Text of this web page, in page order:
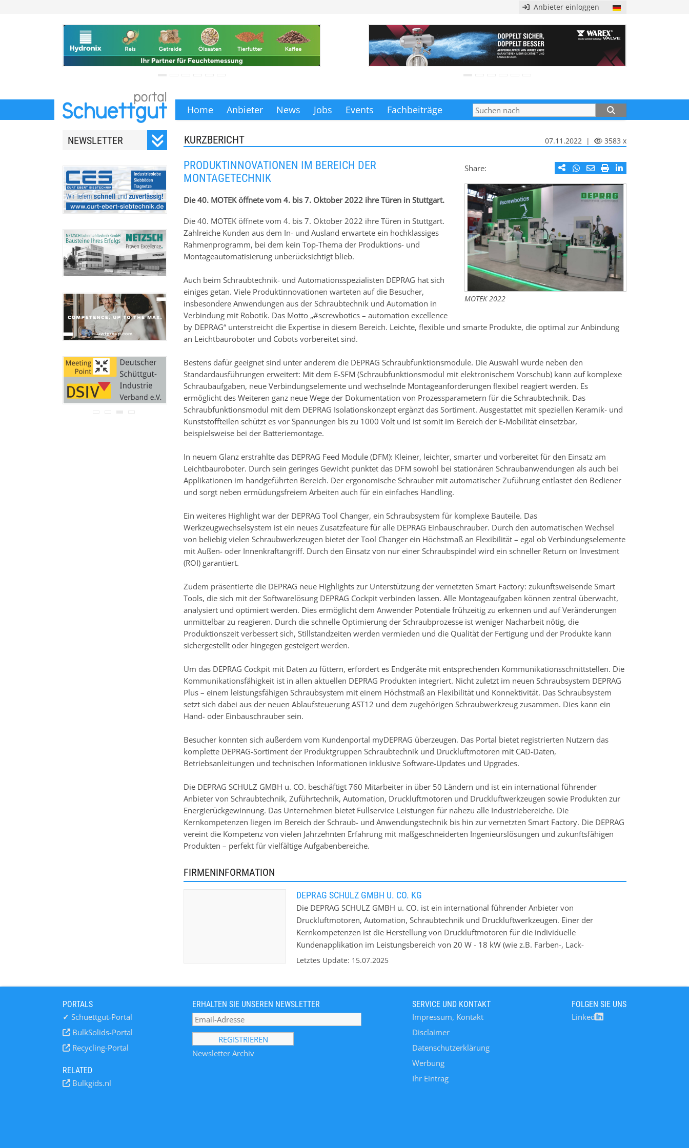
Anbieter einloggen
Home Anbieter News Jobs Events Fachbeiträge
NEWSLETTER
unseren monatlichen
Newsletter.
Ihre Adresse wird nicht an
Dritte weitergegeben.
Zu unserenDatenschutz-
Bestimmungen.
KURZBERICHT 07.11.2022 | 3583 x
Share:
MOTEK 2022
PRODUKTINNOVATIONEN IM BEREICH DER
MONTAGETECHNIK
Die 40. MOTEK öffnete vom 4. bis 7. Oktober 2022 ihre Türen in Stuttgart.
Die 40. MOTEK öffnete vom 4. bis 7. Oktober 2022 ihre Türen in Stuttgart.
Zahlreiche Kunden aus dem In- und Ausland erwartete ein hochklassiges
Rahmenprogramm, bei dem kein Top-Thema der Produktions- und
Montageautomatisierung unberücksichtigt blieb.
Auch beim Schraubtechnik- und Automationsspezialisten DEPRAG hat sich
einiges getan. Viele Produktinnovationen warteten auf die Besucher,
insbesondere Anwendungen aus der Schraubtechnik und Automation in
Verbindung mit Robotik. Das Motto „#screwbotics – automation excellence
by DEPRAG“ unterstreicht die Expertise in diesem Bereich. Leichte, flexible und smarte Produkte, die optimal zur Anbindung
an Leichtbauroboter und Cobots vorbereitet sind.
Bestens dafür geeignet sind unter anderem die DEPRAG Schraubfunktionsmodule. Die Auswahl wurde neben den
Standardausführungen erweitert: Mit dem E-SFM (Schraubfunktionsmodul mit elektronischem Vorschub) kann auf komplexe
Schraubaufgaben, neue Verbindungselemente und wechselnde Montageanforderungen ﬂexibel reagiert werden. Es
ermöglicht des Weiteren ganz neue Wege der Dokumentation von Prozessparametern für die Schraubtechnik. Das
Schraubfunktionsmodul mit dem DEPRAG Isolationskonzept ergänzt das Sortiment. Ausgestattet mit speziellen Keramik- und
Kunststoffteilen schützt es vor Spannungen bis zu 1000 Volt und ist somit im Bereich der E-Mobilität einsetzbar,
beispielsweise bei der Batteriemontage.
In neuem Glanz erstrahlte das DEPRAG Feed Module (DFM): Kleiner, leichter, smarter und vorbereitet für den Einsatz am
Leichtbauroboter. Durch sein geringes Gewicht punktet das DFM sowohl bei stationären Schraubanwendungen als auch bei
Applikationen im handgeführten Bereich. Der ergonomische Schrauber mit automatischer Zuführung entlastet den Bediener
und sorgt neben ermüdungsfreiem Arbeiten auch für ein einfaches Handling.
Ein weiteres Highlight war der DEPRAG Tool Changer, ein Schraubsystem für komplexe Bauteile. Das
Werkzeugwechselsystem ist ein neues Zusatzfeature für alle DEPRAG Einbauschrauber. Durch den automatischen Wechsel
von beliebig vielen Schraubwerkzeugen bietet der Tool Changer ein Höchstmaß an Flexibilität – egal ob Verbindungselemente
mit Außen- oder Innenkraftangriff. Durch den Einsatz von nur einer Schraubspindel wird ein schneller Return on Investment
(ROI) garantiert.
Zudem präsentierte die DEPRAG neue Highlights zur Unterstützung der vernetzten Smart Factory: zukunftsweisende Smart
Tools, die sich mit der Softwarelösung DEPRAG Cockpit verbinden lassen. Alle Montageaufgaben können zentral überwacht,
analysiert und optimiert werden. Dies ermöglicht dem Anwender Potentiale frühzeitig zu erkennen und auf Veränderungen
unmittelbar zu reagieren. Durch die schnelle Optimierung der Schraubprozesse ist weniger Nacharbeit nötig, die
Produktionszeit verbessert sich, Stillstandzeiten werden vermieden und die Qualität der Fertigung und der Produkte kann
sichergestellt oder hingegen gesteigert werden.
Um das DEPRAG Cockpit mit Daten zu füttern, erfordert es Endgeräte mit entsprechenden Kommunikationsschnittstellen. Die
Kommunikationsfähigkeit ist in allen aktuellen DEPRAG Produkten integriert. Nicht zuletzt im neuen Schraubsystem DEPRAG
Plus – einem leistungsfähigen Schraubsystem mit einem Höchstmaß an Flexibilität und Konnektivität. Das Schraubsystem
setzt sich dabei aus der neuen Ablaufsteuerung AST12 und dem zugehörigen Schraubwerkzeug zusammen. Dies kann ein
Hand- oder Einbauschrauber sein.
Besucher konnten sich außerdem vom Kundenportal myDEPRAG überzeugen. Das Portal bietet registrierten Nutzern das
komplette DEPRAG-Sortiment der Produktgruppen Schraubtechnik und Druckluftmotoren mit CAD-Daten,
Betriebsanleitungen und technischen Informationen inklusive Software-Updates und Upgrades.
Die DEPRAG SCHULZ GMBH u. CO. beschäftigt 760 Mitarbeiter in über 50 Ländern und ist ein international führender
Anbieter von Schraubtechnik, Zuführtechnik, Automation, Druckluftmotoren und Druckluftwerkzeugen sowie Produkten zur
Energierückgewinnung. Das Unternehmen bietet Fullservice Leistungen für nahezu alle Industriebereiche. Die
Kernkompetenzen liegen im Bereich der Schraub- und Anwendungstechnik bis hin zur vernetzten Smart Factory. Die DEPRAG
vereint die Kompetenz von vielen Jahrzehnten Erfahrung mit maßgeschneiderten Ingenieurslösungen und zukunftsfähigen
Produkten – perfekt für vielfältige Aufgabenbereiche.
FIRMENINFORMATION
DEPRAG SCHULZ GMBH U. CO. KG
Die DEPRAG SCHULZ GMBH u. CO. ist ein international führender Anbieter von
Druckluftmotoren, Automation, Schraubtechnik und Druckluftwerkzeugen. Einer der
Kernkompetenzen ist die Herstellung von Druckluftmotoren für die individuelle
Kundenapplikation im Leistungsbereich von 20 W - 18 kW (wie z.B. Farben-, Lack-
Rührwerksmotoren, Mischerantriebe, Antriebe fuer Fasskippeinrichtungen,
Letztes Update: 15.07.2025
PORTALS
✓ Schuettgut-Portal
BulkSolids-Portal
Recycling-Portal
RELATED
Bulkgids.nl
ERHALTEN SIE UNSEREN NEWSLETTER
Newsletter Archiv
SERVICE UND KONTAKT
Impressum, Kontakt
Disclaimer
Datenschutzerklärung
Werbung
Ihr Eintrag
FOLGEN SIE UNS
Linked